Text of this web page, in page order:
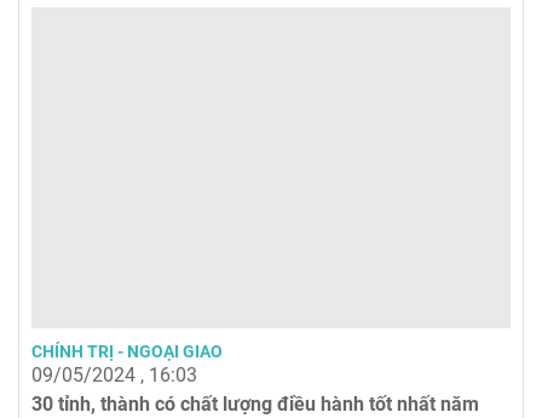
CHÍNH TRỊ - NGOẠI GIAO
09/05/2024 , 16:03
30 tỉnh, thành có chất lượng điều hành tốt nhất năm